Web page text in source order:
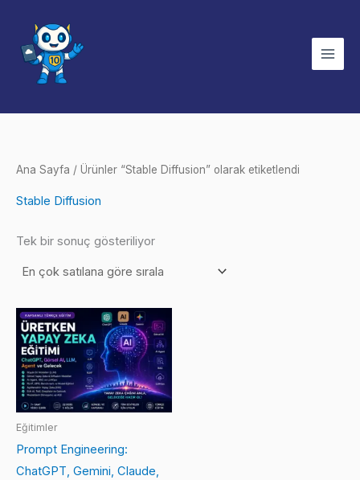
Ana Sayfa / Ürünler “Stable Diffusion” olarak etiketlendi
Stable Diffusion
Tek bir sonuç gösteriliyor
Eğitimler
Prompt Engineering:
ChatGPT, Gemini, Claude,